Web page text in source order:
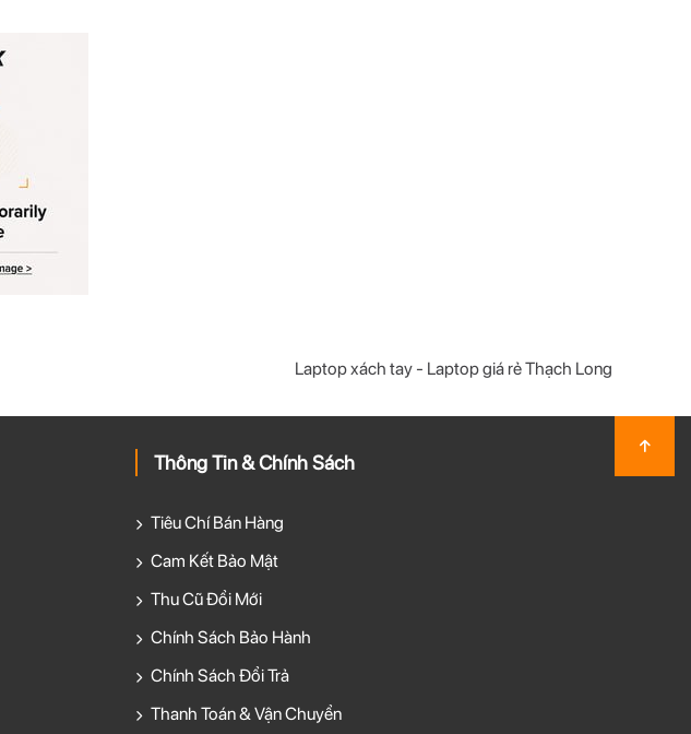
Laptop xách tay - Laptop giá rẻ Thạch Long
Thông Tin & Chính Sách
Tiêu Chí Bán Hàng
Cam Kết Bảo Mật
Thu Cũ Đổi Mới
Chính Sách Bảo Hành
Chính Sách Đổi Trả
Thanh Toán & Vận Chuyển